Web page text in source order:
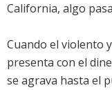
California, algo
Cuando el violento
presenta con el
se agrava hasta el